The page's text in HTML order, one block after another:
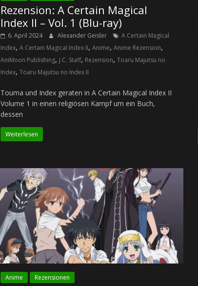
Rezension: A Certain Magical
Index II – Vol. 1 (Blu-ray)
6. April 2024 Alexander Geisler
A Certain Magical
Index,A Certain Magical Index II,Anime,Anime Rezension,
AniMoon Publishing, J.C. Staff, Rezension,Toaru Majutsu no
Index,Toaru Majutsu no Index II
Touma und Index geraten in A Certain Magical Index II
Volume 1 in einen religiösen Kampf um ein Buch,
dessen
Weiterlesen
Anime Rezensionen